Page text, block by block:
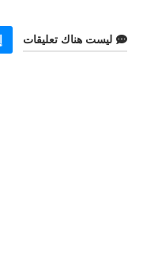
ليست هناك تعليقات